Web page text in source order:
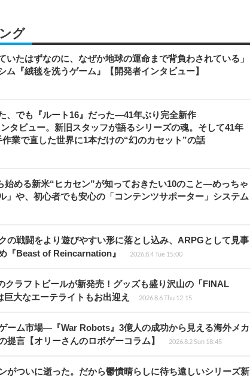
グ
いたはずなのに、なぜか地球の運命まで背負わされている」
ム『絨毯を洗うゲーム』【開発者インタビュー】
、でも『ルート16』だった―41年ぶり完全新作
ンタビュー。新旧スタッフが語るシリーズの魂。そして41年
業で直した世界に1本だけの“幻のカセット”の話
始める新米“ヒカセン”が知っておきたい10のこと―めっちゃ
」や、初心者でも安心の「コンテンツサポーター」システム
の戦闘をより遊びやすい形に落とし込み、ARPGとして見事
『Beast of Reincarnation』
2026.8.4 Tue 15:00
クラフトビールが新発売！グッズも盛り沢山の「FINAL
大なエーテライトもお出迎え
2026.8.6 Thu 12:15
ーム市場―『War Robots』3億人の成功から見える海外メカ
言【オリーさんのロボゲーコラム】
2026.8.2 Sun 18:45
がついに逝った。だから鬱憤晴らしに待ち遠しいシリーズ新